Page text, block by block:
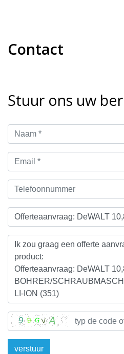
Contact
Stuur ons uw
verstuur